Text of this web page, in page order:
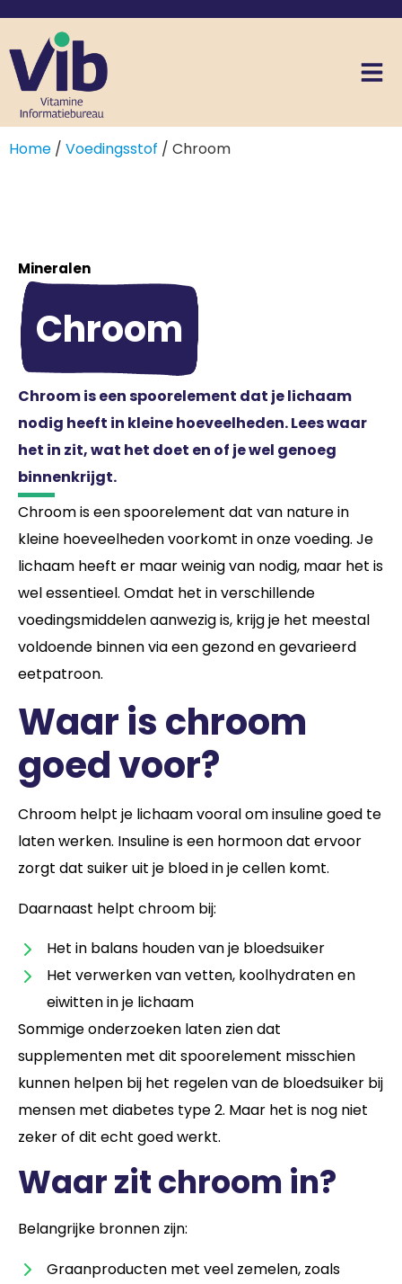
Home / Voedingsstof / Chroom
Mineralen
Chroom
Chroom is een spoorelement dat je lichaam
nodig heeft in kleine hoeveelheden. Lees waar
het in zit, wat het doet en of je wel genoeg
binnenkrijgt.
Chroom is een spoorelement dat van nature in
kleine hoeveelheden voorkomt in onze voeding. Je
lichaam heeft er maar weinig van nodig, maar het is
wel essentieel. Omdat het in verschillende
voedingsmiddelen aanwezig is, krijg je het meestal
voldoende binnen via een gezond en gevarieerd
eetpatroon.
Waar is chroom
goed voor?
Chroom helpt je lichaam vooral om insuline goed te
laten werken. Insuline is een hormoon dat ervoor
zorgt dat suiker uit je bloed in je cellen komt.
Daarnaast helpt chroom bij:
Het in balans houden van je bloedsuiker
Het verwerken van vetten, koolhydraten en
eiwitten in je lichaam
Sommige onderzoeken laten zien dat
supplementen met dit spoorelement misschien
kunnen helpen bij het regelen van de bloedsuiker bij
mensen met diabetes type 2. Maar het is nog niet
zeker of dit echt goed werkt.
Waar zit chroom in?
Belangrijke bronnen zijn:
Graanproducten met veel zemelen, zoals